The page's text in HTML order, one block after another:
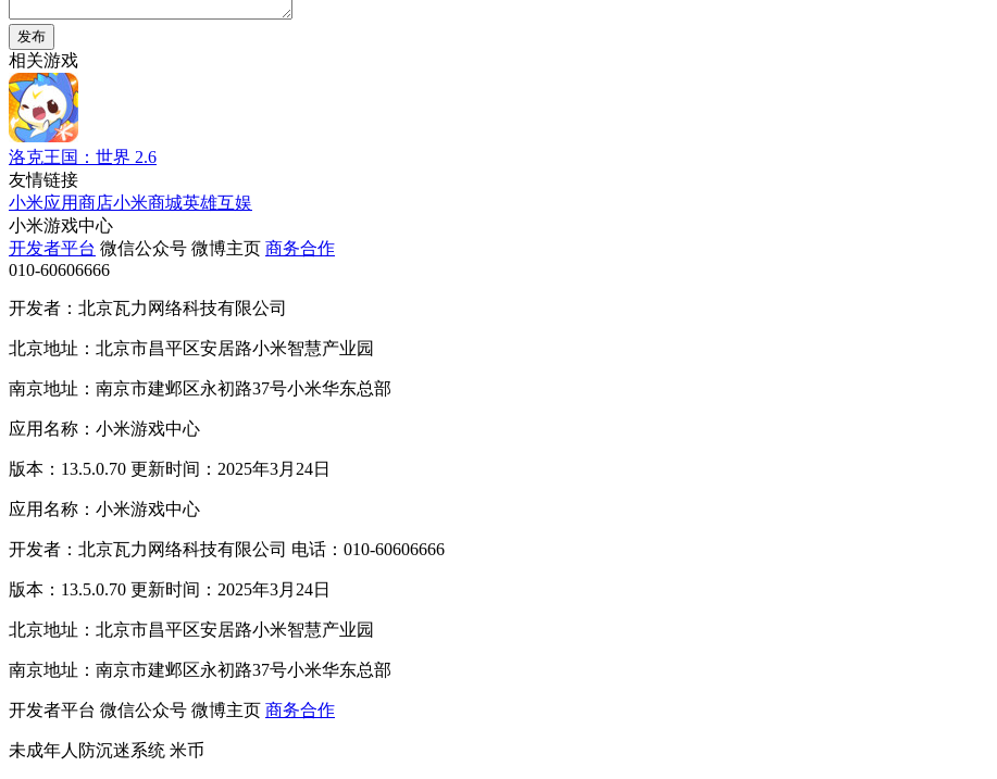
发布
相关游戏
洛克王国：世界 2.6
友情链接
小米应用商店小米商城英雄互娱
小米游戏中心
开发者平台 微信公众号 微博主页 商务合作
010-60606666
开发者：北京瓦力网络科技有限公司
北京地址：北京市昌平区安居路小米智慧产业园
南京地址：南京市建邺区永初路37号小米华东总部
应用名称：小米游戏中心
版本：13.5.0.70 更新时间：2025年3月24日
应用名称：小米游戏中心
开发者：北京瓦力网络科技有限公司 电话：010-60606666
版本：13.5.0.70 更新时间：2025年3月24日
北京地址：北京市昌平区安居路小米智慧产业园
南京地址：南京市建邺区永初路37号小米华东总部
开发者平台 微信公众号 微博主页 商务合作
未成年人防沉迷系统 米币